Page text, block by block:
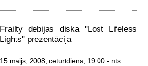
Frailty debijas diska "Lost Lifeless
Lights" prezentācija
15.maijs, 2008, ceturtdiena , 19:00 - rīts